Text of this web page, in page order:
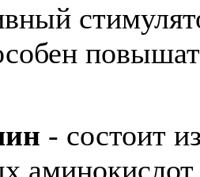
- состоит